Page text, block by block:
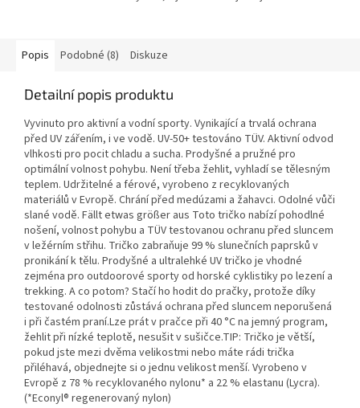
Popis Podobné (8) Diskuze
Detailní popis produktu
Vyvinuto pro aktivní a vodní sporty. Vynikající a trvalá ochrana
před UV zářením, i ve vodě. UV-50+ testováno TÜV. Aktivní odvod
vlhkosti pro pocit chladu a sucha. Prodyšné a pružné pro
optimální volnost pohybu. Není třeba žehlit, vyhladí se tělesným
teplem. Udržitelné a férové, vyrobeno z recyklovaných
materiálů v Evropě. Chrání před medúzami a žahavci. Odolné vůči
slané vodě. Fällt etwas größer aus Toto tričko nabízí pohodlné
nošení, volnost pohybu a TÜV testovanou ochranu před sluncem
v ležérním střihu. Tričko zabraňuje 99 % slunečních paprsků v
pronikání k tělu. Prodyšné a ultralehké UV tričko je vhodné
zejména pro outdoorové sporty od horské cyklistiky po lezení a
trekking. A co potom? Stačí ho hodit do pračky, protože díky
testované odolnosti zůstává ochrana před sluncem neporušená
i při častém praní.Lze prát v pračce při 40 °C na jemný program,
žehlit při nízké teplotě, nesušit v sušičce.TIP: Tričko je větší,
pokud jste mezi dvěma velikostmi nebo máte rádi trička
přiléhavá, objednejte si o jednu velikost menší. Vyrobeno v
Evropě z 78 % recyklovaného nylonu* a 22 % elastanu (Lycra).
(*Econyl® regenerovaný nylon)